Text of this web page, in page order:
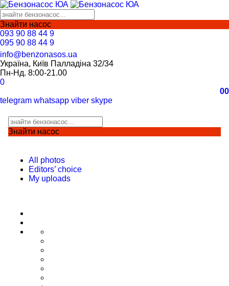
Знайти насос
093 90 88 44 9
095 90 88 44 9
info@benzonasos.ua
Україна, Київ Палладіна 32/34
Пн-Нд. 8:00-21.00
0
00
telegram whatsapp viber skype
Знайти насос
All photos
Editors’ choice
My uploads